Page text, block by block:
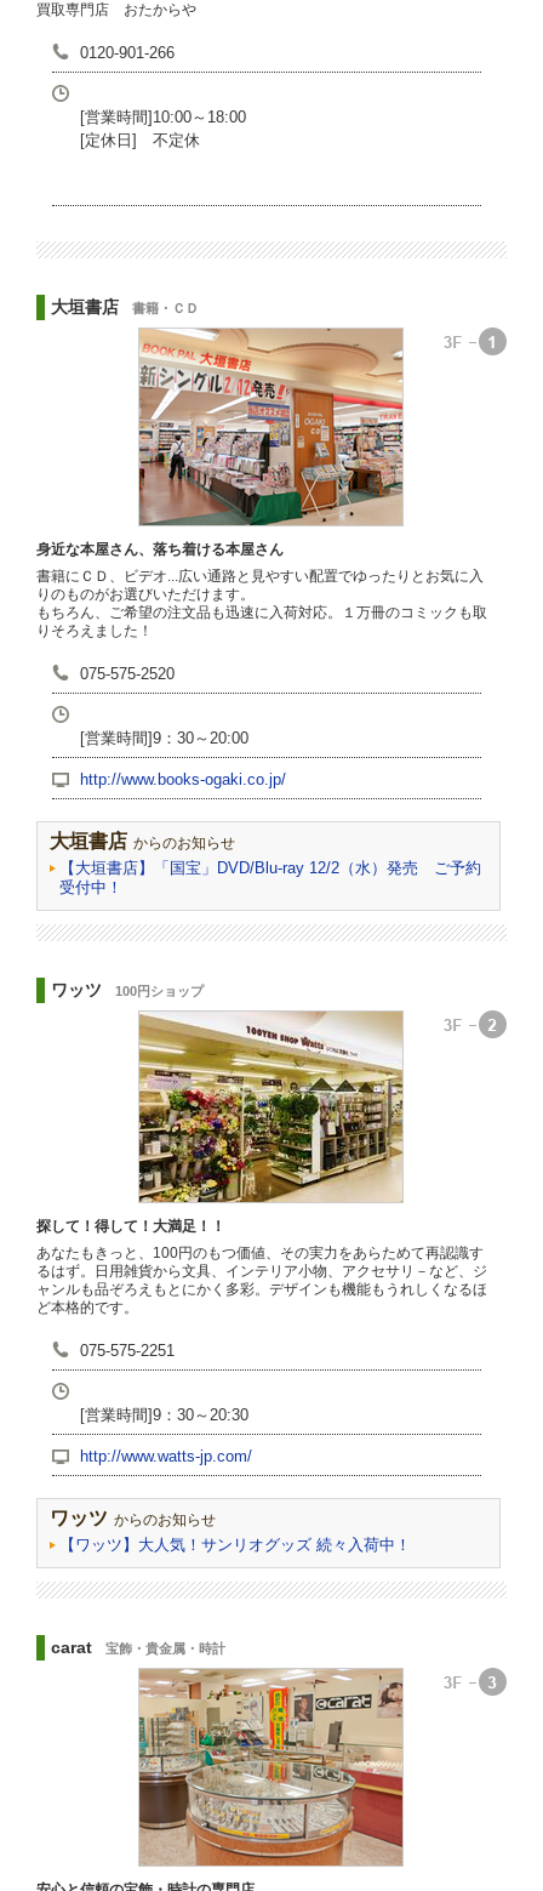
買取専門店 おたからや
0120-901-266
[営業時間]10:00～18:00
[定休日] 不定休
大垣書店 書籍・ＣＤ
身近な本屋さん、落ち着ける本屋さん
書籍にＣＤ、ビデオ...広い通路と見やすい配置でゆったりとお気に入
りのものがお選びいただけます。
もちろん、ご希望の注文品も迅速に入荷対応。１万冊のコミックも取
りそろえました！
075-575-2520
[営業時間]9：30～20:00
http://www.books-ogaki.co.jp/
大垣書店 からのお知らせ
【大垣書店】「国宝」DVD/Blu-ray 12/2（水）発売 ご予約
受付中！
ワッツ 100円ショップ
探して！得して！大満足！！
あなたもきっと、100円のもつ価値、その実力をあらためて再認識す
るはず。日用雑貨から文具、インテリア小物、アクセサリ－など、ジ
ャンルも品ぞろえもとにかく多彩。デザインも機能もうれしくなるほ
ど本格的です。
075-575-2251
[営業時間]9：30～20:30
http://www.watts-jp.com/
ワッツ からのお知らせ
【ワッツ】大人気！サンリオグッズ 続々入荷中！
carat 宝飾・貴金属・時計